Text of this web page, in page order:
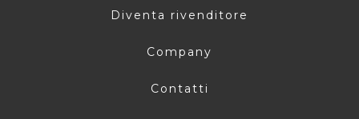
Diventa rivenditore
Company
Contatti